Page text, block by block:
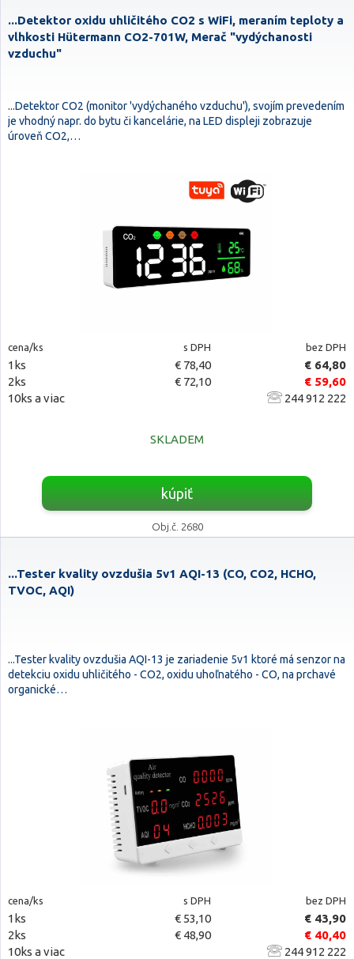
...Detektor oxidu uhličitého CO2 s WiFi, meraním teploty a
vlhkosti Hütermann CO2-701W, Merač "vydýchanosti
vzduchu"
...Detektor CO2 (monitor 'vydýchaného vzduchu'), svojím prevedením
je vhodný napr. do bytu či kancelárie, na LED displeji zobrazuje
úroveň CO2,…
cena/ks s DPH bez DPH
1ks € 78,40
€ 64,80
2ks
€ 72,10
€ 59,60
10ks a viac
244 912 222
SKLADEM
kúpiť
Obj.č. 2680
...Tester kvality ovzdušia 5v1 AQI-13 (CO, CO2, HCHO,
TVOC, AQI)
...Tester kvality ovzdušia AQI-13 je zariadenie 5v1 ktoré má senzor na
detekciu oxidu uhličitého - CO2, oxidu uhoľnatého - CO, na prchavé
organické…
cena/ks s DPH bez DPH
1ks € 53,10
€ 43,90
2ks
€ 48,90
€ 40,40
10ks a viac
244 912 222